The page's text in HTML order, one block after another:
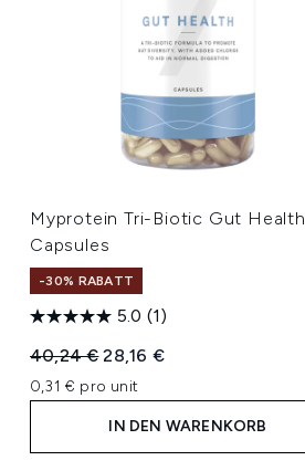
Myprotein Tri-Biotic Gut Health
Capsules
-30% RABATT
5.0 (1)
Unverbindliche Preisempfehlung:
40,24 €Aktueller Preis:
28,16 €
0,31 € pro unit
IN DEN WARENKORB